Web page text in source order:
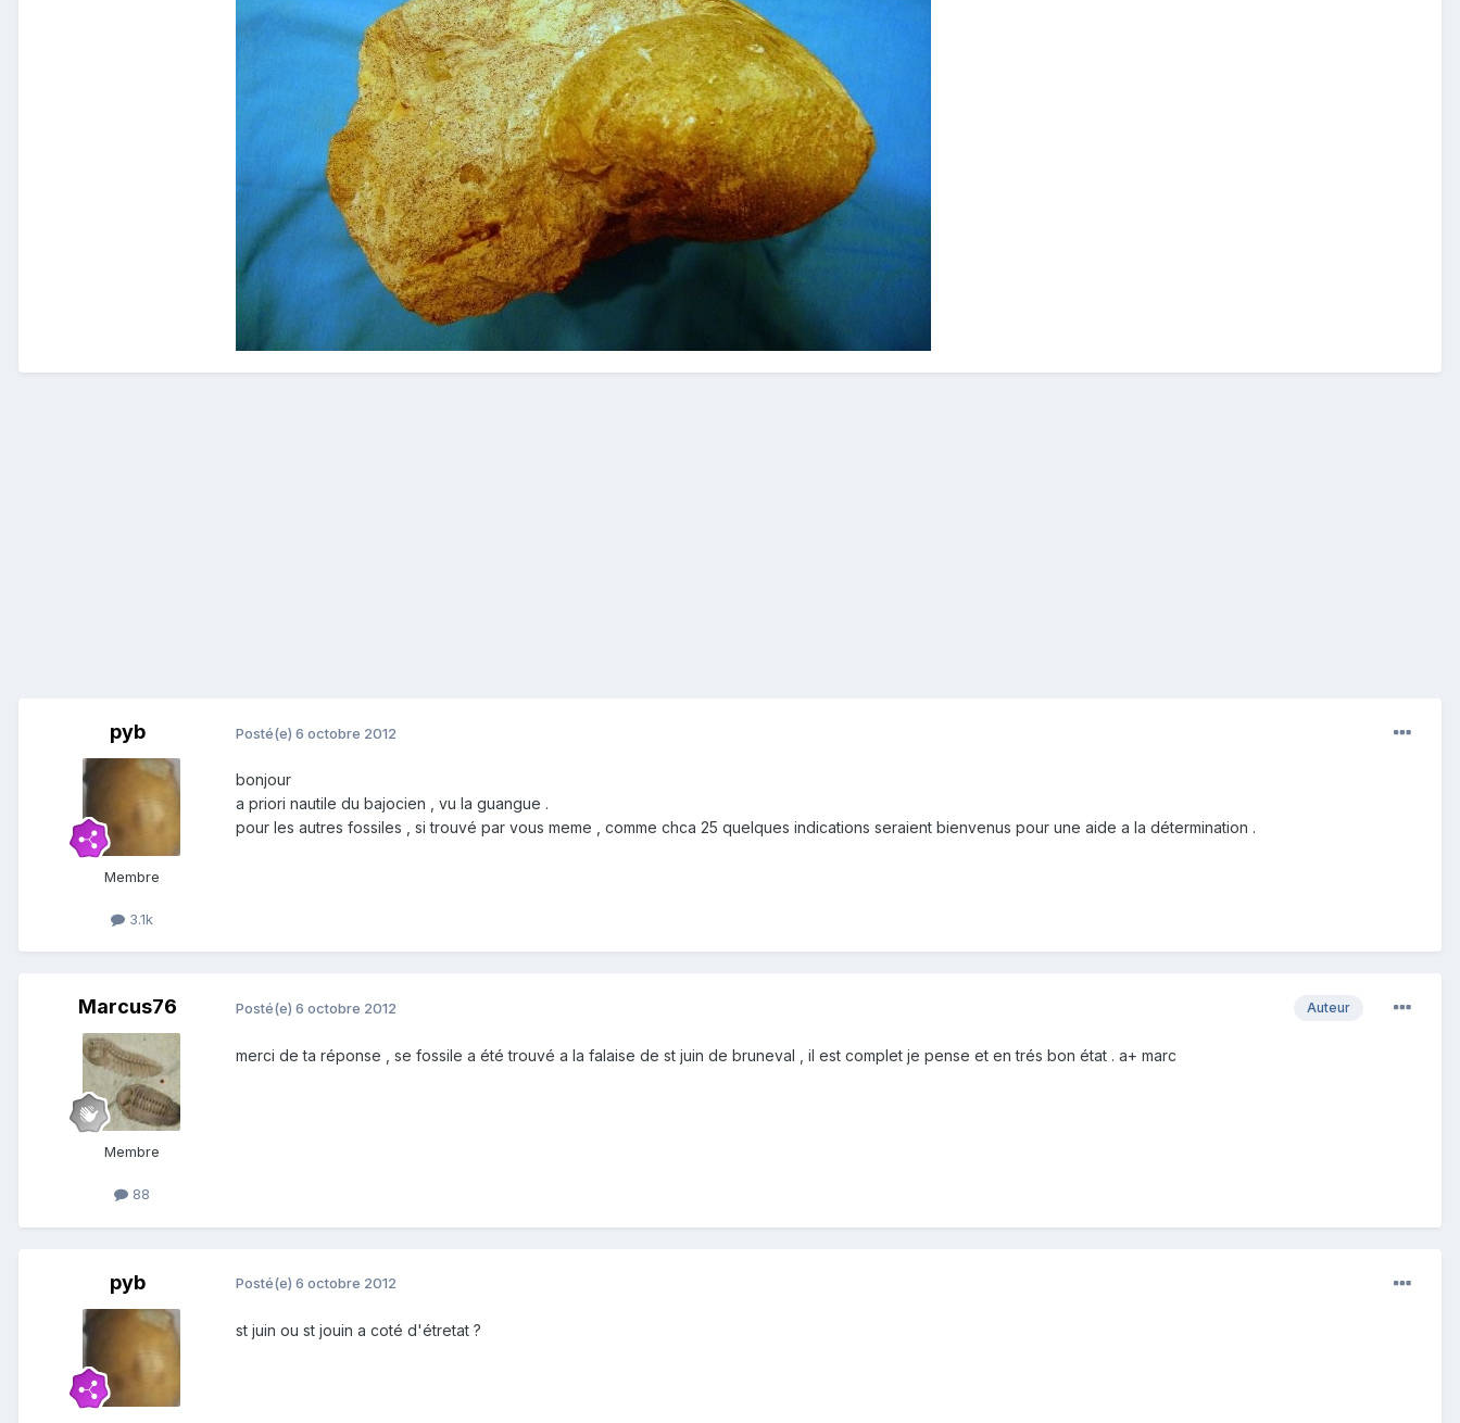
pyb
Membre
3.1k
Posté(e) 6 octobre 2012
bonjour
a priori nautile du bajocien , vu la guangue .
pour les autres fossiles , si trouvé par vous meme , comme chca 25 quelques indications seraient bienvenus pour une aide a la détermination .
Marcus76
Membre
88
Auteur
Posté(e) 6 octobre 2012
merci de ta réponse , se fossile a été trouvé a la falaise de st juin de bruneval , il est complet je pense et en trés bon état . a+ marc
pyb Posté(e) 6 octobre 2012
st juin ou st jouin a coté d'étretat ?